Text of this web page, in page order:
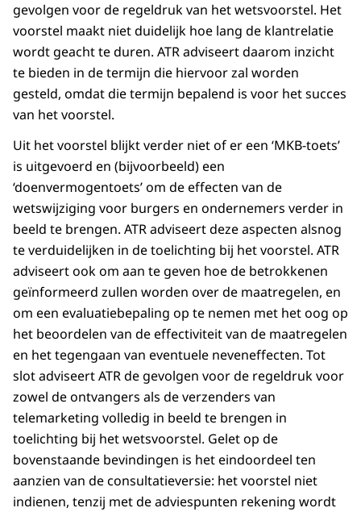
gevolgen voor de regeldruk van het wetsvoorstel. Het
voorstel maakt niet duidelijk hoe lang de klantrelatie
wordt geacht te duren. ATR adviseert daarom inzicht
te bieden in de termijn die hiervoor zal worden
gesteld, omdat die termijn bepalend is voor het succes
van het voorstel.
Uit het voorstel blijkt verder niet of er een ‘MKB-toets’
is uitgevoerd en (bijvoorbeeld) een
‘doenvermogentoets’ om de effecten van de
wetswijziging voor burgers en ondernemers verder in
beeld te brengen. ATR adviseert deze aspecten alsnog
te verduidelijken in de toelichting bij het voorstel. ATR
adviseert ook om aan te geven hoe de betrokkenen
geïnformeerd zullen worden over de maatregelen, en
om een evaluatiebepaling op te nemen met het oog op
het beoordelen van de effectiviteit van de maatregelen
en het tegengaan van eventuele neveneffecten. Tot
slot adviseert ATR de gevolgen voor de regeldruk voor
zowel de ontvangers als de verzenders van
telemarketing volledig in beeld te brengen in
toelichting bij het wetsvoorstel. Gelet op de
bovenstaande bevindingen is het eindoordeel ten
aanzien van de consultatieversie: het voorstel niet
indienen, tenzij met de adviespunten rekening wordt